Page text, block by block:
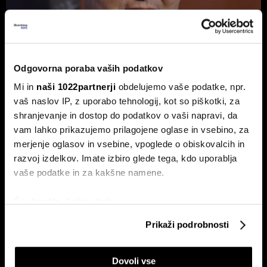
Odgovorna poraba vaših podatkov
Mi in naši 1022partnerji obdelujemo vaše podatke, npr.
vaš naslov IP, z uporabo tehnologij, kot so piškotki, za
shranjevanje in dostop do podatkov o vaši napravi, da
vam lahko prikazujemo prilagojene oglase in vsebino, za
merjenje oglasov in vsebine, vpoglede o obiskovalcih in
razvoj izdelkov. Imate izbiro glede tega, kdo uporablja
vaše podatke in za kakšne namene.
Identificirati napravo z aktivnim preverjanjem
lastnosti (odčitavanje prstnih odtisov)
Prikaži podrobnosti
Dovoli vse
Ambrožič: Gre za največji športni
dogodek v zgodovini vseh športov
Svetovno prvenstvo v nogometu čez lužo je podrlo rekorde
v gledanosti in obiskanosti.